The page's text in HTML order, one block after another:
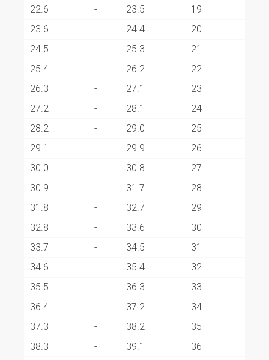
22.6 - 23.5
19
23.6
- 24.4
20
24.5
- 25.3
21
25.4
- 26.2
22
26.3
- 27.1
23
27.2
- 28.1
24
28.2
- 29.0
25
29.1
- 29.9
26
30.0
- 30.8
27
30.9
- 31.7
28
31.8
- 32.7
29
32.8
- 33.6
30
33.7
- 34.5
31
34.6
- 35.4
32
35.5
- 36.3
33
36.4
- 37.2
34
37.3
- 38.2
35
38.3
- 39.1
36